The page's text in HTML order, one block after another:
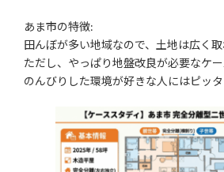
あま市の特徴:
田んぼが多い地域なので、土地は広く
ただし、やっぱり地盤改良が必要なケー
のんびりした環境が好きな人にはピッタ